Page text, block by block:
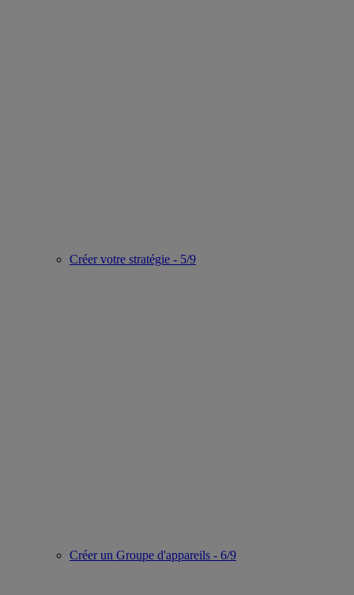
Créer votre stratégie - 5/9
Créer un Groupe d'appareils - 6/9